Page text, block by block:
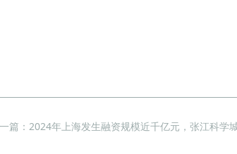
篇：2024年上海发生融资规模近千亿元，‌张江科学